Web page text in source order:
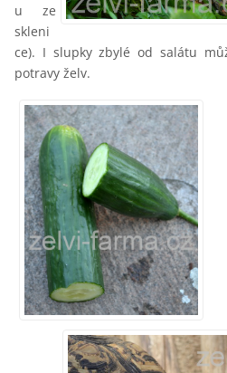
u ze
skleni
ce). I slupky zbylé od salátu
potravy želv.